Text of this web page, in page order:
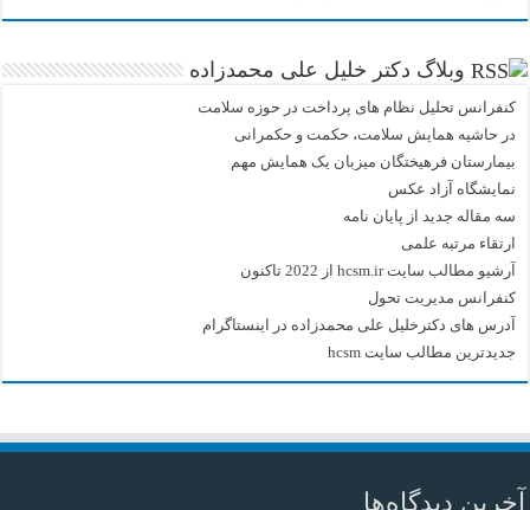
وبلاگ دکتر خلیل علی محمدزاده
کنفرانس تحلیل نظام های پرداخت در حوزه سلامت
در حاشیه همایش سلامت، حکمت و حکمرانی
بیمارستان فرهیختگان میزبان یک همایش مهم
نمایشگاه آزاد عکس
سه مقاله جدید از پایان نامه
ارتقاء مرتبه علمی
آرشیو مطالب سایت hcsm.ir از 2022 تاکنون
کنفرانس مدیریت تحول
آدرس های دکترخلیل علی محمدزاده در اینستاگرام
جدیدترین مطالب سایت hcsm
آخرین دیدگاه‌ها